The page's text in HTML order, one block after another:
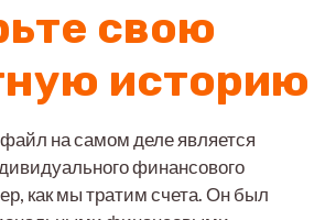
свою
историю
на самом деле является
финансового
как мы тратим счета. Он был